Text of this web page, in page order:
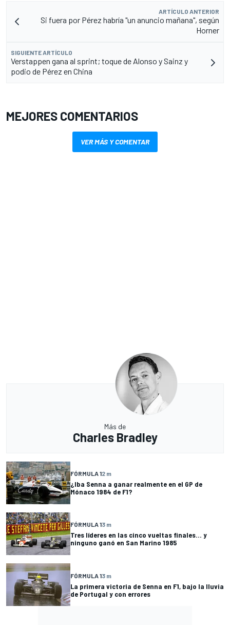
ARTÍCULO ANTERIOR
Si fuera por Pérez habría "un anuncio mañana", según
Horner
SIGUIENTE ARTÍCULO
Verstappen gana al sprint; toque de Alonso y Sainz y
podio de Pérez en China
MEJORES COMENTARIOS
VER MÁS Y COMENTAR
Más de
Charles Bradley
FÓRMULA 12 m
¿Iba Senna a ganar realmente en el GP de
Mónaco 1984 de F1?
FÓRMULA 13 m
Tres líderes en las cinco vueltas finales... y
ninguno ganó en San Marino 1985
FÓRMULA 13 m
La primera victoria de Senna en F1, bajo la lluvia
de Portugal y con errores